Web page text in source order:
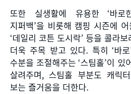
또한 실생활에 유용한‘바로
지퍼백’을 비롯해 캠핑 시즌에 어
‘데일리 코튼 도시락’ 등을 콜라
더욱 주목 받고 있다. 특히 ‘바
수분을 조절해주는 ‘스팀홀’이 있
살려주며, 스팀홀 부분도 캐릭
보는 즐거움을 더한다.